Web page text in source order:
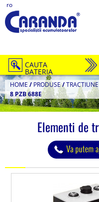
ro
CAUTA
BATERIA
HOME / PRODUSE/TRACTIUNE
8 PZB 688E
Elementi de